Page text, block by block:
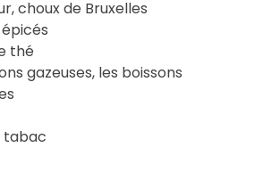
choux de Bruxelles
thé
gazeuses, les boissons
tabac